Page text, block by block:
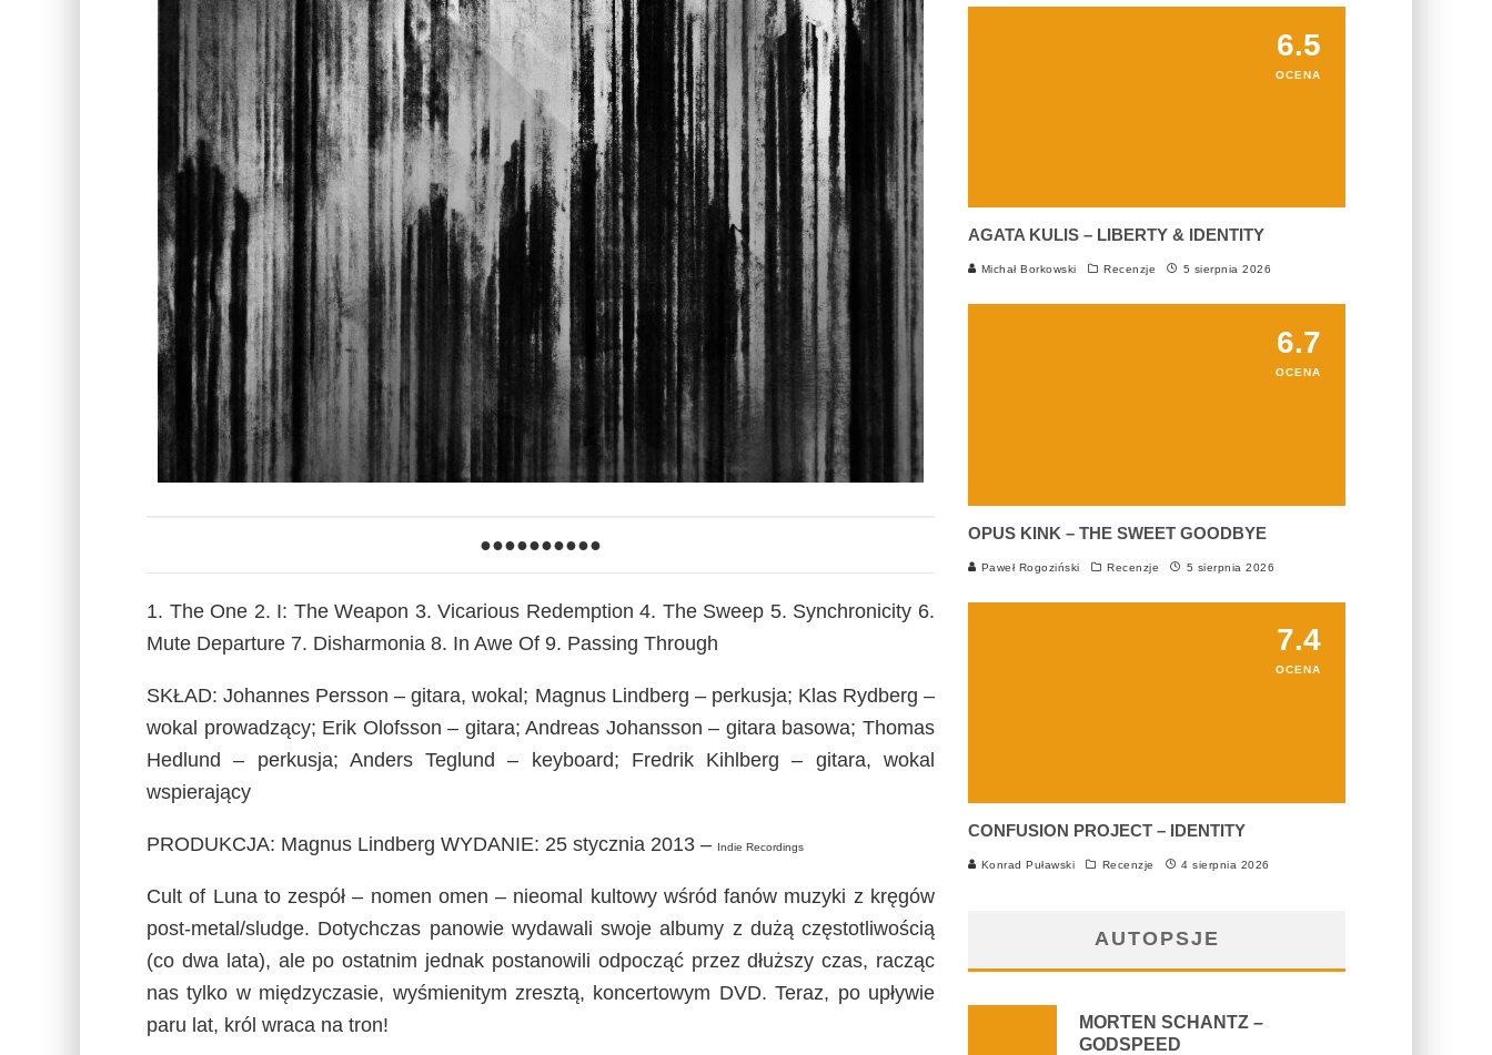
●●●●●●●●●●
1. The One 2. I: The Weapon 3. Vicarious Redemption 4. The Sweep 5. Synchronicity 6.
Mute Departure 7. Disharmonia 8. In Awe Of 9. Passing Through
SKŁAD: Johannes Persson – gitara, wokal; Magnus Lindberg – perkusja; Klas Rydberg –
wokal prowadzący; Erik Olofsson – gitara; Andreas Johansson – gitara basowa; Thomas
Hedlund – perkusja; Anders Teglund – keyboard; Fredrik Kihlberg – gitara, wokal
wspierający
PRODUKCJA: Magnus Lindberg WYDANIE: 25 stycznia 2013 – Indie Recordings
Cult of Luna to zespół – nomen omen – nieomal kultowy wśród fanów muzyki z kręgów
post-metal/sludge. Dotychczas panowie wydawali swoje albumy z dużą częstotliwością
(co dwa lata), ale po ostatnim jednak postanowili odpocząć przez dłuższy czas, racząc
nas tylko w międzyczasie, wyśmienitym zresztą, koncertowym DVD. Teraz, po upływie
paru lat, król wraca na tron!
6.5
OCENA
AGATA KULIS – LIBERTY & IDENTITY
Michał Borkowski Recenzje 5 sierpnia 2026
6.7
OCENA
OPUS KINK – THE SWEET GOODBYE
Paweł Rogoziński Recenzje 5 sierpnia 2026
7.4
OCENA
CONFUSION PROJECT – IDENTITY
Konrad Puławski Recenzje 4 sierpnia 2026
AUTOPSJE
MORTEN SCHANTZ –
GODSPEED